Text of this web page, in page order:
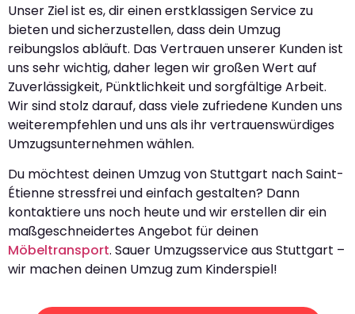
Unser Ziel ist es, dir einen erstklassigen Service zu
bieten und sicherzustellen, dass dein Umzug
reibungslos abläuft. Das Vertrauen unserer Kunden ist
uns sehr wichtig, daher legen wir großen Wert auf
Zuverlässigkeit, Pünktlichkeit und sorgfältige Arbeit.
Wir sind stolz darauf, dass viele zufriedene Kunden uns
weiterempfehlen und uns als ihr vertrauenswürdiges
Umzugsunternehmen wählen.
Du möchtest deinen Umzug von Stuttgart nach Saint-
Étienne stressfrei und einfach gestalten? Dann
kontaktiere uns noch heute und wir erstellen dir ein
maßgeschneidertes Angebot für deinen
Möbeltransport. Sauer Umzugsservice aus Stuttgart –
wir machen deinen Umzug zum Kinderspiel!